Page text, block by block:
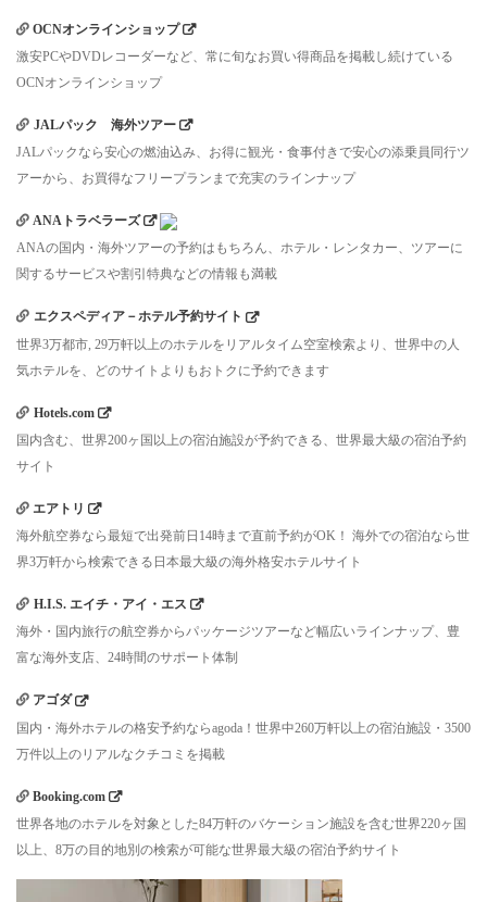
OCNオンラインショップ
激安PCやDVDレコーダーなど、常に旬なお買い得商品を掲載し続けている
OCNオンラインショップ
JALパック 海外ツアー
JALパックなら安心の燃油込み、お得に観光・食事付きで安心の添乗員同行ツ
アーから、お買得なフリープランまで充実のラインナップ
ANAトラベラーズ
ANAの国内・海外ツアーの予約はもちろん、ホテル・レンタカー、ツアーに
関するサービスや割引特典などの情報も満載
エクスペディア－ホテル予約サイト
世界3万都市, 29万軒以上のホテルをリアルタイム空室検索より、世界中の人
気ホテルを、どのサイトよりもおトクに予約できます
Hotels.com
国内含む、世界200ヶ国以上の宿泊施設が予約できる、世界最大級の宿泊予約
サイト
エアトリ
海外航空券なら最短で出発前日14時まで直前予約がOK！ 海外での宿泊なら世
界3万軒から検索できる日本最大級の海外格安ホテルサイト
H.I.S. エイチ・アイ・エス
海外・国内旅行の航空券からパッケージツアーなど幅広いラインナップ、豊
富な海外支店、24時間のサポート体制
アゴダ
国内・海外ホテルの格安予約ならagoda！世界中260万軒以上の宿泊施設・3500
万件以上のリアルなクチコミを掲載
Booking.com
世界各地のホテルを対象とした84万軒のバケーション施設を含む世界220ヶ国
以上、8万の目的地別の検索が可能な世界最大級の宿泊予約サイト